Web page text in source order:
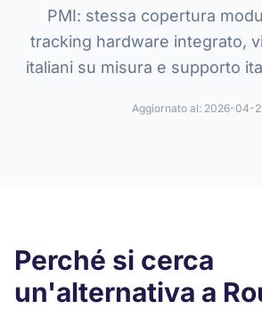
PMI: stessa copertura
tracking hardware integrato,
italiani su misura e supporto
Aggiornato al: 2026-04-
Perché si cerca
un'alternativa a